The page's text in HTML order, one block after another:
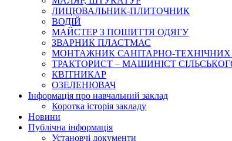
ЛИЦЮВАЛЬНИК-ПЛИТОЧНИК
ВОДІЙ
МАЙСТЕР З ПОШИТТЯ ОДЯГУ
ЗВАРНИК ПЛАСТМАС
МОНТАЖНИК САНІТАРНО-
ТРАКТОРИСТ – МАШИНІСТ
КВІТНИКАР
ОЗЕЛЕНЮВАЧ
Інформація про навчальний заклад
Коротка історія закладу
Новини
Публічна інформація
Установчі документи